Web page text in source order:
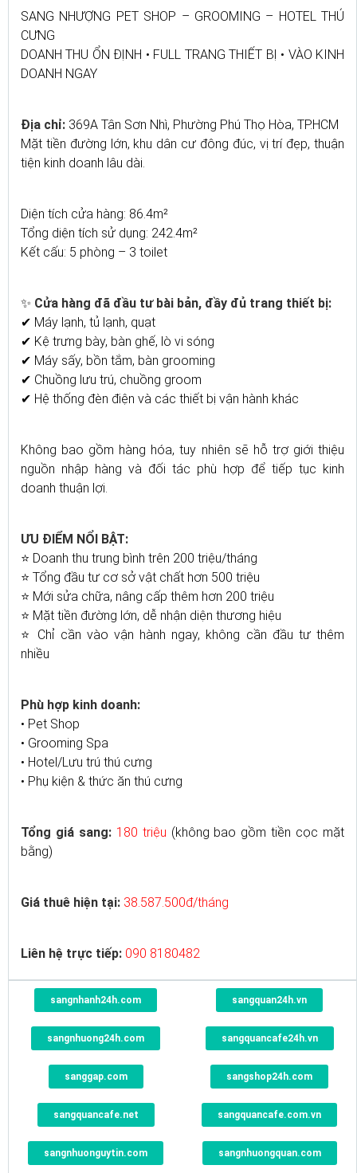
SANG NHƯỢNG PET SHOP – GROOMING – HOTEL THÚ
CƯNG
DOANH THU ỔN ĐỊNH • FULL TRANG THIẾT BỊ • VÀO KINH
DOANH NGAY
Địa chỉ: 369A Tân Sơn Nhì, Phường Phú Thọ Hòa, TP.HCM
Mặt tiền đường lớn, khu dân cư đông đúc, vị trí đẹp, thuận
tiện kinh doanh lâu dài.
Diện tích cửa hàng: 86.4m²
Tổng diện tích sử dụng: 242.4m²
Kết cấu: 5 phòng – 3 toilet
✨ Cửa hàng đã đầu tư bài bản, đầy đủ trang thiết bị:
✔ Máy lạnh, tủ lạnh, quạt
✔ Kệ trưng bày, bàn ghế, lò vi sóng
✔ Máy sấy, bồn tắm, bàn grooming
✔ Chuồng lưu trú, chuồng groom
✔ Hệ thống đèn điện và các thiết bị vận hành khác
Không bao gồm hàng hóa, tuy nhiên sẽ hỗ trợ giới thiệu
nguồn nhập hàng và đối tác phù hợp để tiếp tục kinh
doanh thuận lợi.
ƯU ĐIỂM NỔI BẬT:
⭐ Doanh thu trung bình trên 200 triệu/tháng
⭐ Tổng đầu tư cơ sở vật chất hơn 500 triệu
⭐ Mới sửa chữa, nâng cấp thêm hơn 200 triệu
⭐ Mặt tiền đường lớn, dễ nhận diện thương hiệu
⭐ Chỉ cần vào vận hành ngay, không cần đầu tư thêm
nhiều
Phù hợp kinh doanh:
• Pet Shop
• Grooming Spa
• Hotel/Lưu trú thú cưng
• Phụ kiện & thức ăn thú cưng
Tổng giá sang: 180 triệu (không bao gồm tiền cọc mặt
bằng)
Giá thuê hiện tại: 38.587.500đ/tháng
Liên hệ trực tiếp: 090 8180482
sangnhanh24h.com sangquan24h.vn
sangnhuong24h.com sangquancafe24h.vn
sanggap.com sangshop24h.com
sangquancafe.net sangquancafe.com.vn
sangnhuonguytin.com sangnhuongquan.com